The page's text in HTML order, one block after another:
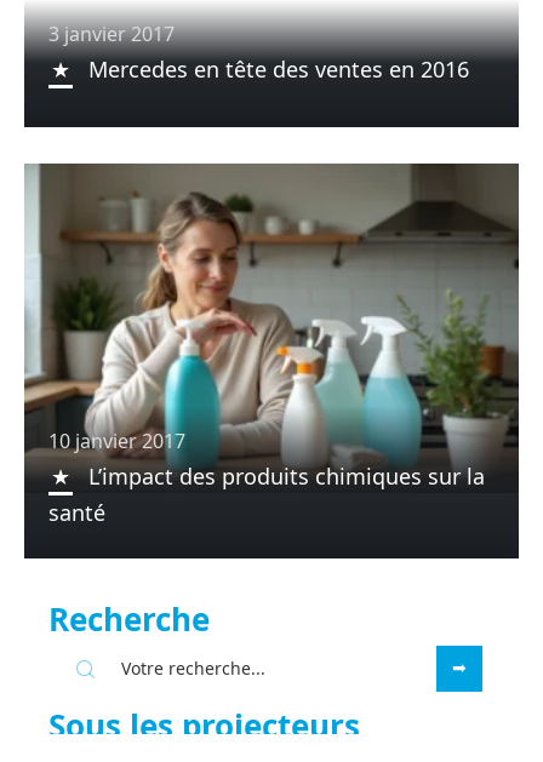
3 janvier 2017
Mercedes en tête des ventes en 2016
10 janvier 2017
L’impact des produits chimiques sur la
santé
Recherche
Sous les projecteurs